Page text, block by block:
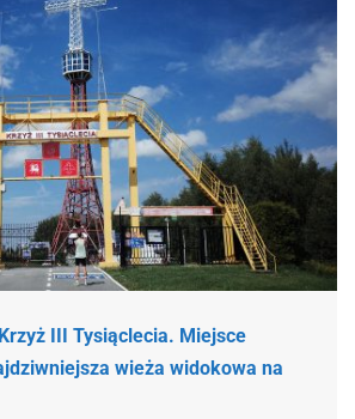
Krzyż III Tysiąclecia. Miejsce
wieża widokowa na